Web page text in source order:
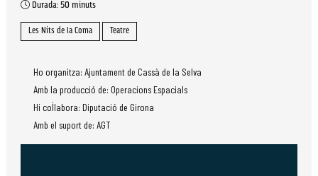
Durada: 50 minuts
Les Nits de la Coma Teatre
Ho organitza: Ajuntament de Cassà de la Selva
Amb la producció de: Operacions Espacials
Hi col·labora: Diputació de Girona
Amb el suport de: AGT